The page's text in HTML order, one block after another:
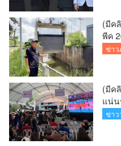
(มีค
พีค
เชี
ข่าว
(มีค
แน่น
ข่าว